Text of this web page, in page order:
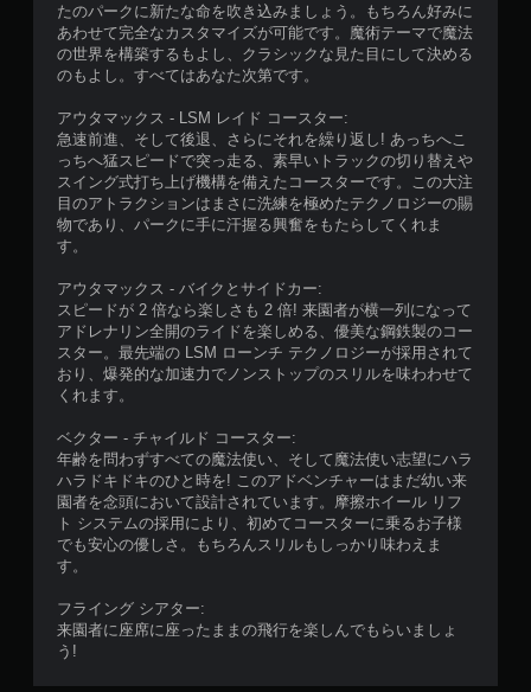
たのパークに新たな命を吹き込みましょう。もちろん好みに
あわせて完全なカスタマイズが可能です。魔術テーマで魔法
の世界を構築するもよし、クラシックな見た目にして決める
のもよし。すべてはあなた次第です。
アウタマックス - LSM レイド コースター:
急速前進、そして後退、さらにそれを繰り返し! あっちへこ
っちへ猛スピードで突っ走る、素早いトラックの切り替えや
スイング式打ち上げ機構を備えたコースターです。この大注
目のアトラクションはまさに洗練を極めたテクノロジーの賜
物であり、パークに手に汗握る興奮をもたらしてくれま
す。
アウタマックス - バイクとサイドカー:
スピードが 2 倍なら楽しさも 2 倍! 来園者が横一列になって
アドレナリン全開のライドを楽しめる、優美な鋼鉄製のコー
スター。最先端の LSM ローンチ テクノロジーが採用されて
おり、爆発的な加速力でノンストップのスリルを味わわせて
くれます。
ベクター - チャイルド コースター:
年齢を問わずすべての魔法使い、そして魔法使い志望にハラ
ハラドキドキのひと時を! このアドベンチャーはまだ幼い来
園者を念頭において設計されています。摩擦ホイール リフ
ト システムの採用により、初めてコースターに乗るお子様
でも安心の優しさ。もちろんスリルもしっかり味わえま
す。
フライング シアター:
来園者に座席に座ったままの飛行を楽しんでもらいましょ
う!